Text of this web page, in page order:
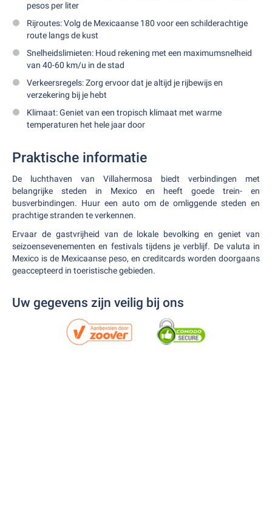
pesos per liter
Rijroutes: Volg de Mexicaanse 180 voor een schilderachtige
route langs de kust
Snelheidslimieten: Houd rekening met een maximumsnelheid
van 40-60 km/u in de stad
Verkeersregels: Zorg ervoor dat je altijd je rijbewijs en
verzekering bij je hebt
Klimaat: Geniet van een tropisch klimaat met warme
temperaturen het hele jaar door
Praktische informatie
De luchthaven van Villahermosa biedt verbindingen met
belangrijke steden in Mexico en heeft goede trein- en
busverbindingen. Huur een auto om de omliggende steden en
prachtige stranden te verkennen.
Ervaar de gastvrijheid van de lokale bevolking en geniet van
seizoensevenementen en festivals tijdens je verblijf. De valuta in
Mexico is de Mexicaanse peso, en creditcards worden doorgaans
geaccepteerd in toeristische gebieden.
Uw gegevens zijn veilig bij ons